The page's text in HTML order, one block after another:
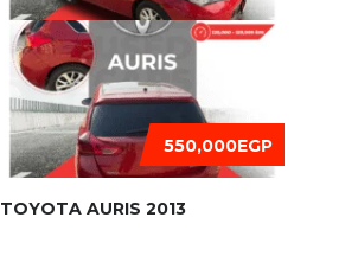
550,000EGP
TOYOTA AURIS 2013